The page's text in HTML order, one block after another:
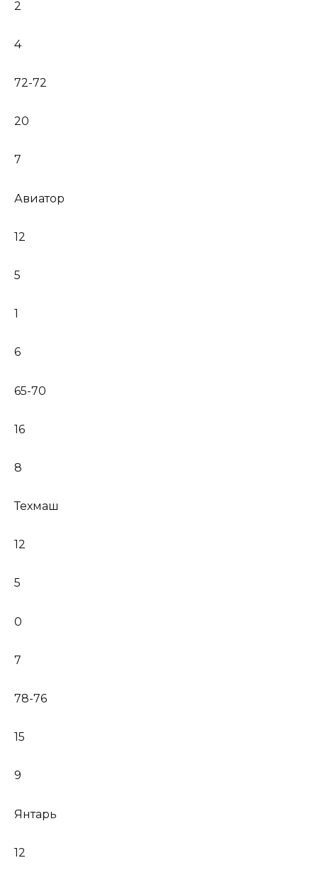
2
4
72-72
20
7
Авиатор
12
5
1
6
65-70
16
8
Техмаш
12
5
0
7
78-76
15
9
Янтарь
12